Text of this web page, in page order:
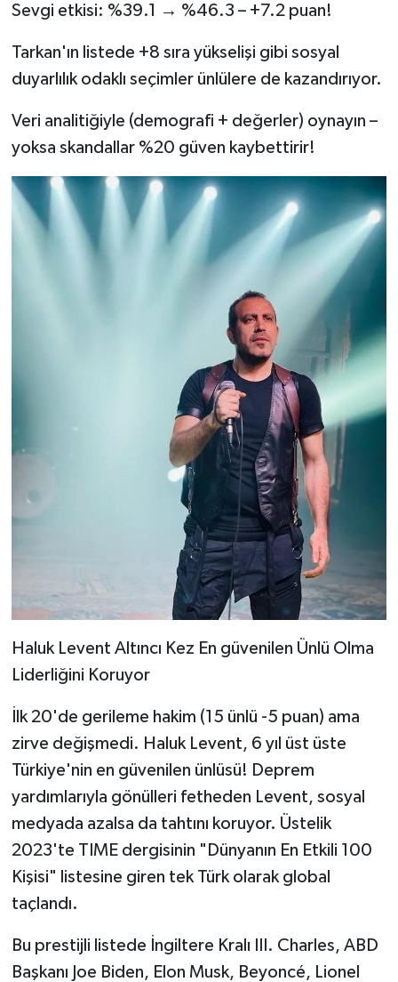
Sevgi etkisi: %39.1 → %46.3 – +7.2 puan!
Tarkan'ın listede +8 sıra yükselişi gibi sosyal
duyarlılık odaklı seçimler ünlülere de kazandırıyor.
Veri analitiğiyle (demografi + değerler) oynayın –
yoksa skandallar %20 güven kaybettirir!
Haluk Levent Altıncı Kez En güvenilen Ünlü Olma
Liderliğini Koruyor
İlk 20'de gerileme hakim (15 ünlü -5 puan) ama
zirve değişmedi. Haluk Levent, 6 yıl üst üste
Türkiye'nin en güvenilen ünlüsü! Deprem
yardımlarıyla gönülleri fetheden Levent, sosyal
medyada azalsa da tahtını koruyor. Üstelik
2023'te TIME dergisinin "Dünyanın En Etkili 100
Kişisi" listesine giren tek Türk olarak global
taçlandı.
Bu prestijli listede İngiltere Kralı III. Charles, ABD
Başkanı Joe Biden, Elon Musk, Beyoncé, Lionel